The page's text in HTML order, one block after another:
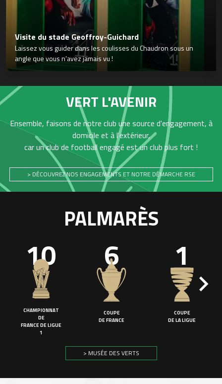
Visite du stade Geoffroy-Guichard
Laissez vous guider dans les coulisses du Chaudron sous un
angle que vous n’avez jamais vu !
VERT L'AVENIR
Ensemble, faisons de notre club une source d'engagement, à
domicile et à l'extérieur,
car un club de football engagé est un club plus fort !
> DÉCOUVREZ NOS ENGAGEMENTS ET NOTRE DÉMARCHE RSE
PALMARÈS
10
CHAMPIONNAT
DE
FRANCE DE LIGUE
1
6
COUPE
DE FRANCE
1
COUPE
DE LA LIGUE
> MUSÉE DES VERTS